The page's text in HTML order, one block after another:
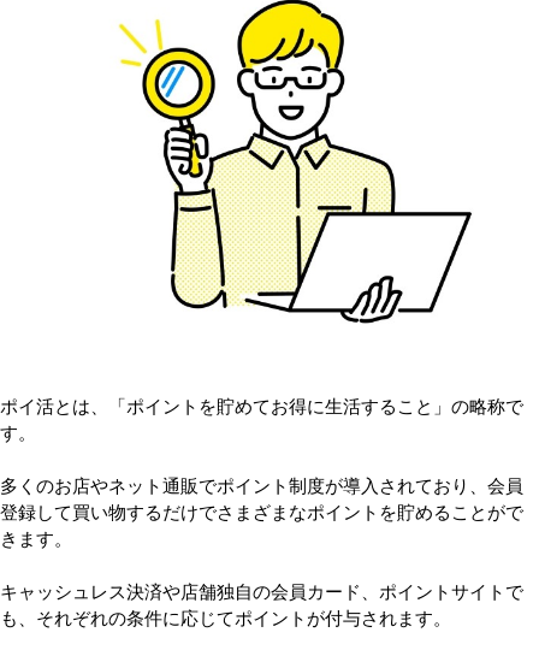
ポイ活とは、「ポイントを貯めてお得に生活すること」の略称で
す。
多くのお店やネット通販でポイント制度が導入されており、会員
登録して買い物するだけでさまざまなポイントを貯めることがで
きます。
キャッシュレス決済や店舗独自の会員カード、ポイントサイトで
も、それぞれの条件に応じてポイントが付与されます。